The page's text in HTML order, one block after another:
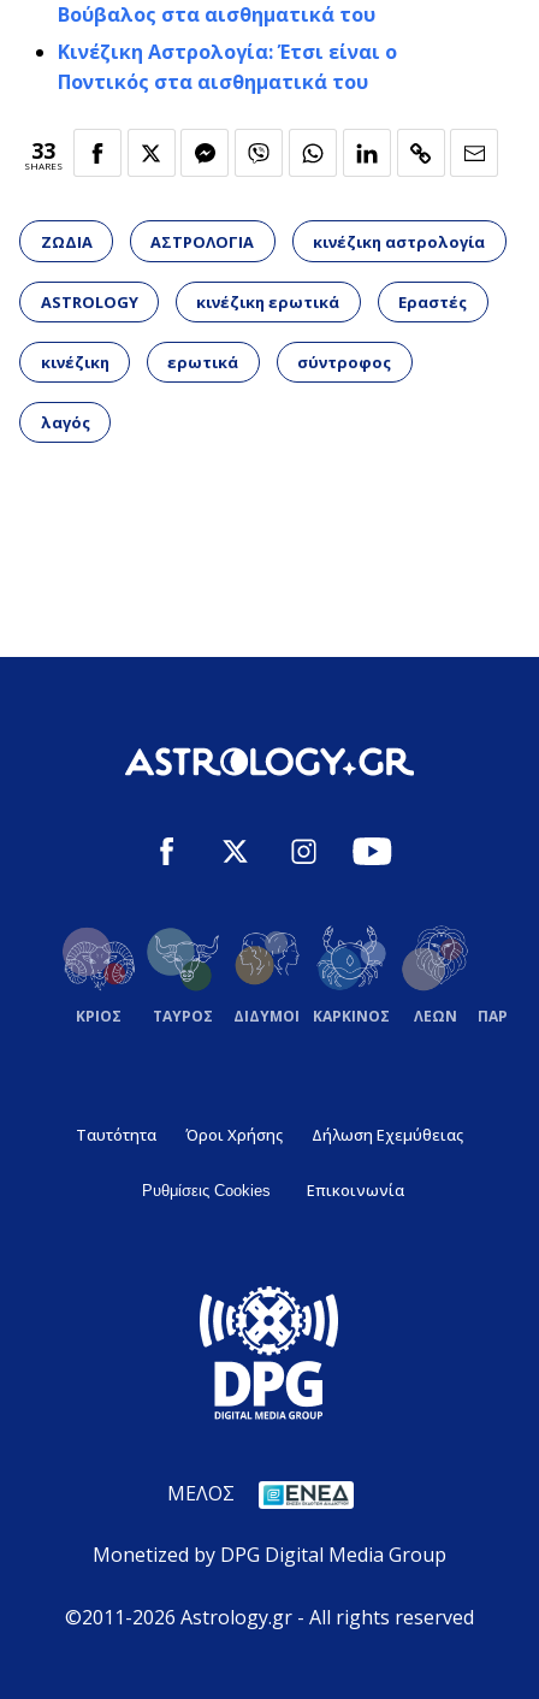
Βούβαλος στα αισθηματικά του
Κινέζικη Αστρολογία: Έτσι είναι ο
Ποντικός στα αισθηματικά του
33
SHARES
ΖΩΔΙΑ ΑΣΤΡΟΛΟΓΙΑ κινέζικη αστρολογία
ASTROLOGY κινέζικη ερωτικά Εραστές
κινέζικη ερωτικά σύντροφος
λαγός
ΚΡΙΟΣ ΤΑΥΡΟΣ ΔΙΔΥΜΟΙ ΚΑΡΚΙΝΟΣ ΛΕΩΝ
Ταυτότητα Όροι Χρήσης Δήλωση Εχεμύθειας
Ρυθμίσεις Cookies Επικοινωνία
ΜΕΛΟΣ
Monetized by DPG Digital Media Group
©2011-2026 Astrology.gr - All rights reserved